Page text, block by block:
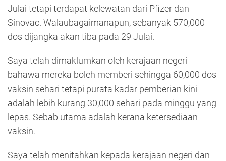
Julai tetapi terdapat kelewatan dari Pfizer dan
Sinovac. Walaubagaimanapun, sebanyak 570,000
dos dijangka akan tiba pada 29 Julai.
Saya telah dimaklumkan oleh kerajaan negeri
bahawa mereka boleh memberi sehingga 60,000 dos
vaksin sehari tetapi purata kadar pemberian kini
adalah lebih kurang 30,000 sehari pada minggu yang
lepas. Sebab utama adalah kerana ketersediaan
vaksin.
Saya telah menitahkan kepada kerajaan negeri dan